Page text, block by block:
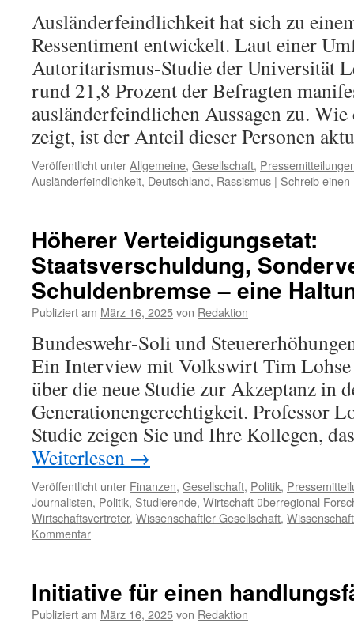
Ausländerfeindlichkeit hat sich zu
Ressentiment entwickelt. Laut einer
Autoritarismus-Studie der Universität
rund 21,8 Prozent der Befragten
ausländerfeindlichen Aussagen zu.
zeigt, ist der Anteil dieser Personen
Veröffentlicht unterAllgemeine, Gesellschaft,
Ausländerfeindlichkeit, Deutschland, Rassismus | Schreib
Höherer Verteidigungsetat:
Staatsverschuldung,
Schuldenbremse – eine
Publiziert am März 16, 2025von Redaktion
Bundeswehr-Soli und
Ein Interview mit Volkswirt Tim
über die neue Studie zur Akzeptanz in
Generationengerechtigkeit. Professor
Studie zeigen Sie und Ihre Kollegen,
Weiterlesen →
Veröffentlicht unter Finanzen, Gesellschaft, Politik,
Journalisten, Politik, Studierende, Wirtschaft überregional
Wirtschaftsvertreter, Wissenschaftler Gesellschaft,
Kommentar
Initiative für einen
Publiziert am März 16, 2025von Redaktion